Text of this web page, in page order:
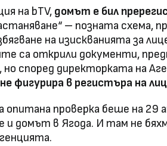
на bTV, домът е бил
– позната схема,
на изискванията за
са открили документи,
но според директорката на
фигурира в регистъра на
опитана проверка беше на 29
и домът в Ягода. И там не